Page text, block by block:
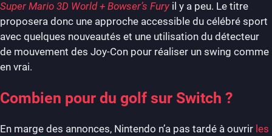
Super Mario 3D World + Bowser’s Fury il y a peu. Le titre
proposera donc une approche accessible du célébré sport
avec quelques nouveautés et une utilisation du détecteur
de mouvement des Joy-Con pour réaliser un swing comme
en vrai.
Combien pour du golf sur Switch ?
En marge des annonces, Nintendo n’a pas tardé à ouvrir les